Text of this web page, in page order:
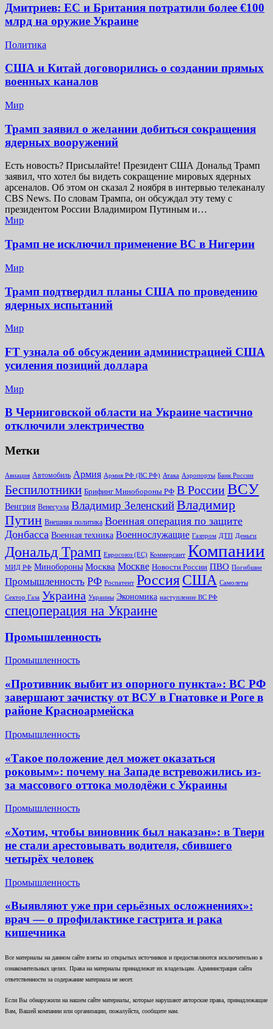
Дмитриев: ЕС и Британия потратили более €100
млрд на оружие Украине
Политика
США и Китай договорились о создании прямых
военных каналов
Мир
Трамп заявил о желании добиться сокращения
ядерных вооружений
Есть новость? Присылайте! Президент США Дональд Трамп
заявил, что хотел бы видеть сокращение мировых ядерных
арсеналов. Об этом он сказал 2 ноября в интервью телеканалу
CBS News. По словам Трампа, он обсуждал эту тему с
президентом России Владимиром Путиным и…
Мир
Трамп не исключил применение ВС в Нигерии
Мир
Трамп подтвердил планы США по проведению
ядерных испытаний
Мир
FT узнала об обсуждении администрацией США
усиления позиций доллара
Мир
В Черниговской области на Украине частично
отключили электричество
Метки
Авиация Автомобиль Армия Армия РФ (ВС РФ) Атака Аэропорты Банк России
Беспилотники Брифинг Минобороны РФ В России ВСУ
Венгрия Венесуэла Владимир ЗеленскийВладимир
Путин Внешняя политика Военная операция по защите
Донбасса Военная техника Военнослужащие Газпром ДТП Деньги
Дональд Трамп Евросоюз (ЕС) Коммерсант Компании
МИД РФ Минобороны Москва Москве Новости России ПВО Погибшие
Промышленность РФ Роспатент РоссияСША Самолеты
Сектор Газа Украина Украины Экономика наступление ВС РФ
спецоперация на Украине
Промышленность
Промышленность
«Противник выбит из опорного пункта»: ВС РФ
завершают зачистку от ВСУ в Гнатовке и Роге в
районе Красноармейска
Промышленность
«Такое положение дел может оказаться
роковым»: почему на Западе встревожились из-
за массового оттока молодёжи с Украины
Промышленность
«Хотим, чтобы виновник был наказан»: в Твери
не стали арестовывать водителя, сбившего
четырёх человек
Промышленность
«Выявляют уже при серьёзных осложнениях»:
врач — о профилактике гастрита и рака
кишечника
Все материалы на данном сайте взяты из открытых источников и предоставляются исключительно в
ознакомительных целях. Права на материалы принадлежат их владельцам. Администрация сайта
ответственности за содержание материала не несет.
Если Вы обнаружили на нашем сайте материалы, которые нарушают авторские права, принадлежащие
Вам, Вашей компании или организации, пожалуйста, сообщите нам.